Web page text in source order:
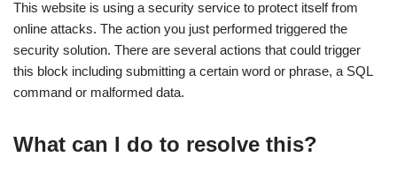
This website is using a security service to protect itself from
online attacks. The action you just performed triggered the
security solution. There are several actions that could trigger
this block including submitting a certain word or phrase, a SQL
command or malformed data.
What can I do to resolve this?